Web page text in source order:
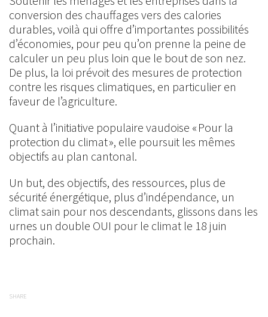
conversion des chauffages vers des calories
durables, voilà qui offre d’importantes possibilités
d’économies, pour peu qu’on prenne la peine de
calculer un peu plus loin que le bout de son nez.
De plus, la loi prévoit des mesures de protection
contre les risques climatiques, en particulier en
faveur de l’agriculture.
Quant à l’initiative populaire vaudoise « Pour la
protection du climat », elle poursuit les mêmes
objectifs au plan cantonal.
Un but, des objectifs, des ressources, plus de
sécurité énergétique, plus d’indépendance, un
climat sain pour nos descendants, glissons dans les
urnes un double OUI pour le climat le 18 juin
prochain.
SHARE